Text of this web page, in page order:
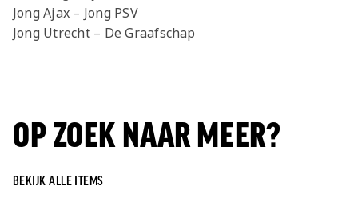
Jong Ajax – Jong PSV
Jong Utrecht – De Graafschap
OP ZOEK NAAR MEER?
BEKIJK ALLE ITEMS